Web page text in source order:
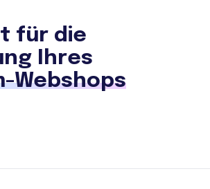
für die
Ihres
Webshops